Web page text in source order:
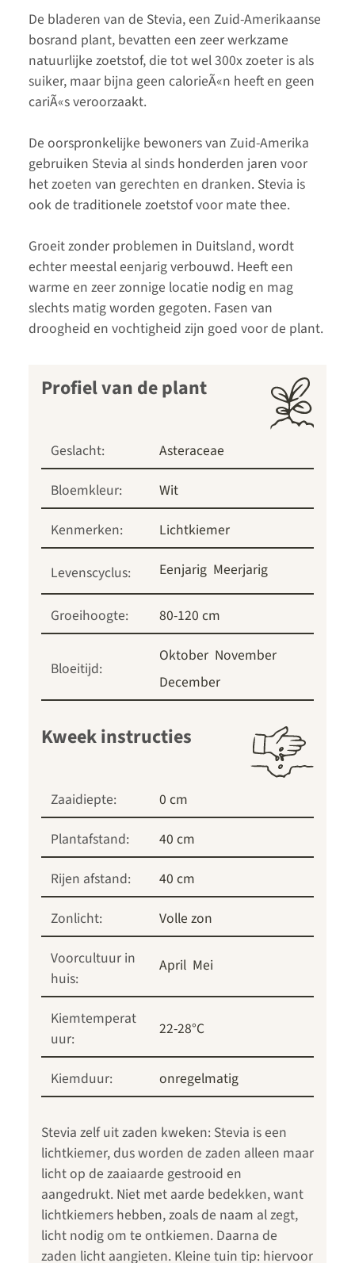
De bladeren van de Stevia, een Zuid-Amerikaanse
bosrand plant, bevatten een zeer werkzame
natuurlijke zoetstof, die tot wel 300x zoeter is als
suiker, maar bijna geen calorieÃ«n heeft en geen
cariÃ«s veroorzaakt.
De oorspronkelijke bewoners van Zuid-Amerika
gebruiken Stevia al sinds honderden jaren voor
het zoeten van gerechten en dranken. Stevia is
ook de traditionele zoetstof voor mate thee.
Groeit zonder problemen in Duitsland, wordt
echter meestal eenjarig verbouwd. Heeft een
warme en zeer zonnige locatie nodig en mag
slechts matig worden gegoten. Fasen van
droogheid en vochtigheid zijn goed voor de plant.
Profiel van de plant
Geslacht:
Asteraceae
Bloemkleur:
Wit
Kenmerken:
Lichtkiemer
Levenscyclus: Eenjarig Meerjarig
Groeihoogte: 80-120 cm
Bloeitijd:
Oktober November
December
Kweek instructies
Zaaidiepte:
0 cm
Plantafstand:
40 cm
Rijen afstand:
40 cm
Zonlicht:
Volle zon
Voorcultuur in
huis:
April Mei
Kiemtemperat
uur:
22-28°C
Kiemduur: onregelmatig
Stevia zelf uit zaden kweken: Stevia is een
lichtkiemer, dus worden de zaden alleen maar
licht op de zaaiaarde gestrooid en
aangedrukt. Niet met aarde bedekken, want
lichtkiemers hebben, zoals de naam al zegt,
licht nodig om te ontkiemen. Daarna de
zaden licht aangieten. Kleine tuin tip: hiervoor